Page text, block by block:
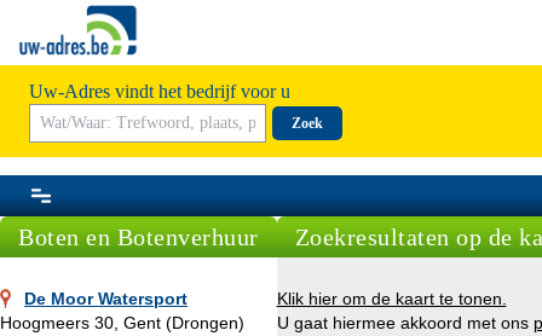
Uw-Adres vindt het bedrijf voor u
Zoek
Boten en Botenverhuur
De Moor Watersport
Hoogmeers 30, Gent (Drongen)
Zoekresultaten op de
Klik hier om de kaart te tonen.
U gaat hiermee akkoord met ons